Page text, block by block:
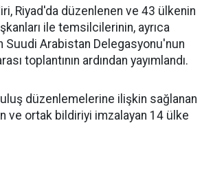
Riyad'da düzenlenen ve 43 ülkenin
ile temsilcilerinin, ayrıca
Suudi Arabistan Delegasyonu'nun
toplantının ardından yayımlandı.
düzenlemelerine ilişkin sağlanan
ve ortak bildiriyi imzalayan 14 ülke